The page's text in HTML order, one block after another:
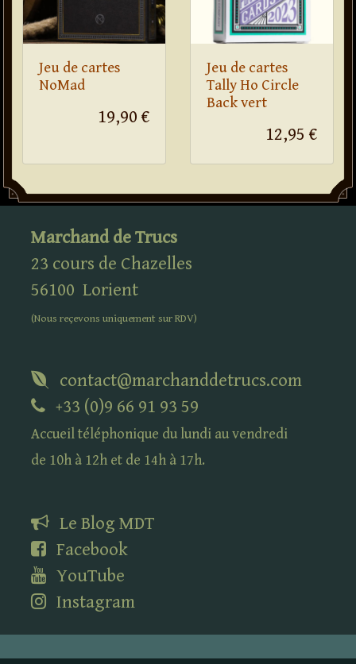
Jeu de cartes
NoMad
19,90 €
Jeu de cartes
Tally Ho Circle
Back vert
12,95 €
Marchand de Trucs
23 cours de Chazelles
56100 Lorient
(Nous reçevons uniquement surRDV)
contact@marchanddetrucs.com
+33 (0)9 66 91 93 59
Accueil téléphonique du lundi au vendredi
de 10h à 12h et de 14h à 17h.
Le Blog MDT
Facebook
YouTube
Instagram